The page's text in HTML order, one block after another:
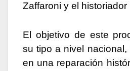
Zaffaroni y el historiador
El objetivo de este
su tipo a nivel
en una reparación